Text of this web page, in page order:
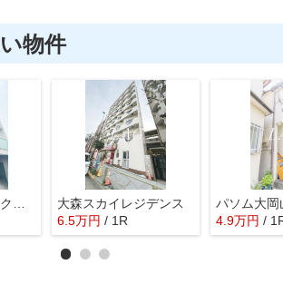
物件
大森スカイレジデンス
6.5万円 / 1R
パソム大岡
4.9万円 /